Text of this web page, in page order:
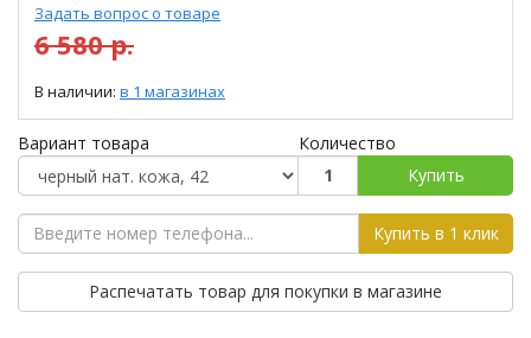
Задать вопрос о товаре
6 580 р.
В наличии: в 1 магазинах
Вариант товара
Количество
Купить
Купить в 1 клик
Распечатать товар для покупки в магазине